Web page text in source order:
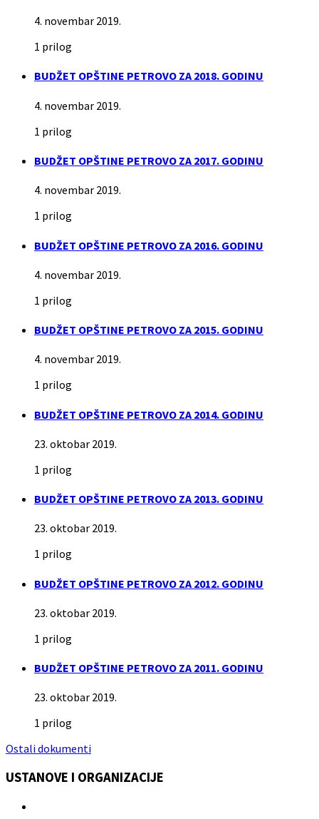
4. novembar 2019.
1 prilog
BUDŽET OPŠTINE PETROVO ZA 2018. GODINU
4. novembar 2019.
1 prilog
BUDŽET OPŠTINE PETROVO ZA 2017. GODINU
4. novembar 2019.
1 prilog
BUDŽET OPŠTINE PETROVO ZA 2016. GODINU
4. novembar 2019.
1 prilog
BUDŽET OPŠTINE PETROVO ZA 2015. GODINU
4. novembar 2019.
1 prilog
BUDŽET OPŠTINE PETROVO ZA 2014. GODINU
23. oktobar 2019.
1 prilog
BUDŽET OPŠTINE PETROVO ZA 2013. GODINU
23. oktobar 2019.
1 prilog
BUDŽET OPŠTINE PETROVO ZA 2012. GODINU
23. oktobar 2019.
1 prilog
BUDŽET OPŠTINE PETROVO ZA 2011. GODINU
23. oktobar 2019.
1 prilog
Ostali dokumenti
USTANOVE I ORGANIZACIJE